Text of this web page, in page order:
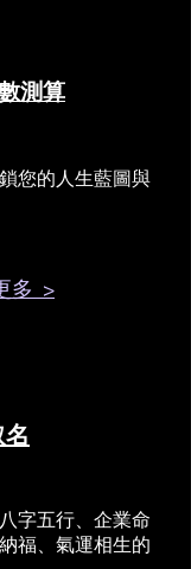
測算
您的人生藍圖與
多 >
名
字五行、企業命
福、氣運相生的